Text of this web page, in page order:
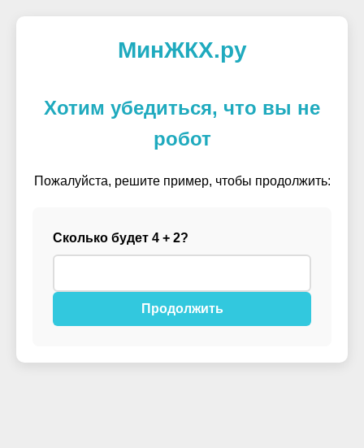
МинЖКХ.ру
Хотим убедиться, что вы не
робот
Пожалуйста, решите пример, чтобы продолжить:
Сколько будет 4 + 2?
Продолжить